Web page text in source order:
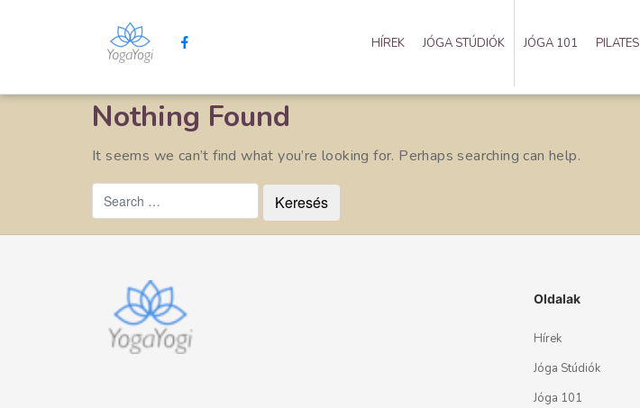
HÍREK JÓGA STÚDIÓK JÓGA 101 PILATES
Nothing Found
It seems we can’t find what you’re looking for. Perhaps searching can help.
Oldalak
Hírek
Jóga Stúdiók
Jóga 101